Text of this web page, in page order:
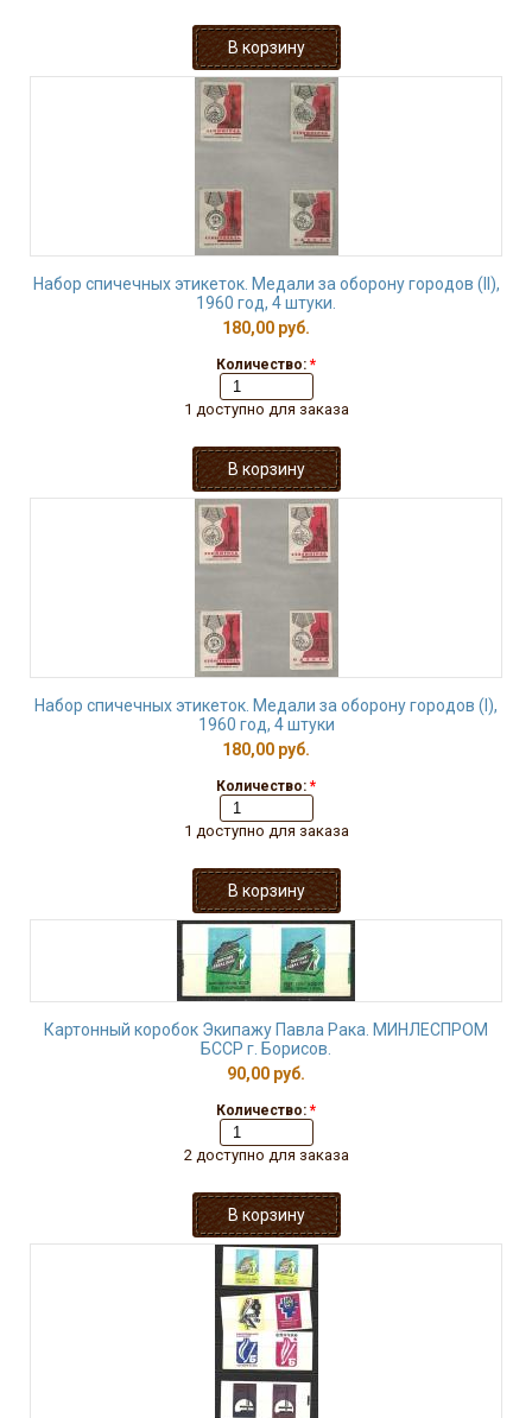
Набор спичечных этикеток. Медали за оборону городов (II),
1960 год, 4 штуки.
180,00 руб.
Количество: *
1 доступно для заказа
Набор спичечных этикеток. Медали за оборону городов (I),
1960 год, 4 штуки
180,00 руб.
Количество: *
1 доступно для заказа
Картонный коробок Экипажу Павла Рака. МИНЛЕСПРОМ
БССР г. Борисов.
90,00 руб.
Количество: *
2 доступно для заказа